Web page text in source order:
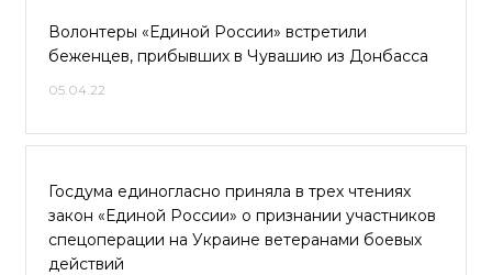
Волонтеры «Единой России» встретили
беженцев, прибывших в Чувашию из Донбасса
05.04.22
Госдума единогласно приняла в трех чтениях
закон «Единой России» о признании участников
спецоперации на Украине ветеранами боевых
действий